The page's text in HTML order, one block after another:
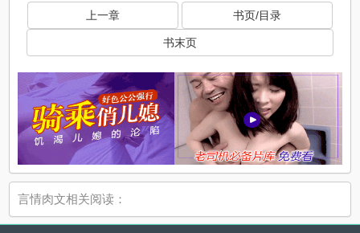
上一章 书页/目录
书末页
言情肉文相关阅读：